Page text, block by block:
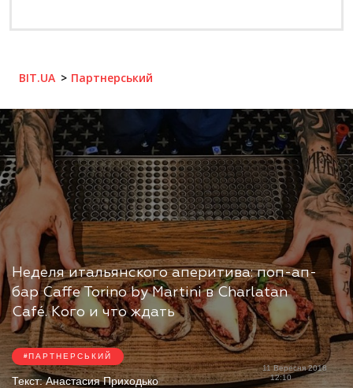
BIT.UA Партнерський
Неделя итальянского аперитива: поп-ап-
бар Caffe Torino by Martini в Charlatan
Café. Кого и что ждать
ПАРТНЕРСЬКИЙ
Текст:Анастасия Приходько
11 Вересня 2018
12:10